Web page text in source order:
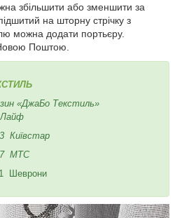
збільшити або зменшити за
на шторну стрічку з
можна додати портьєру.
Поштою.
«ДжаБо Текстиль»
Лайф
Київстар
МТС
Шеврони